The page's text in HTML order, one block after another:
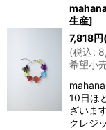
生産]
7,818円
(税込:
希望小
10日ほ
ざいま
クレジ